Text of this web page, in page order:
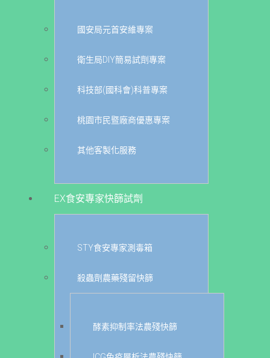
國安局元首安維專案
衛生局DIY簡易試劑專案
科技部(國科會)科普專案
桃園市民暨廠商優惠專案
其他客製化服務
EX食安專家快篩試劑
STY食安專家測毒箱
殺蟲劑農藥殘留快篩
酵素抑制率法農殘快篩